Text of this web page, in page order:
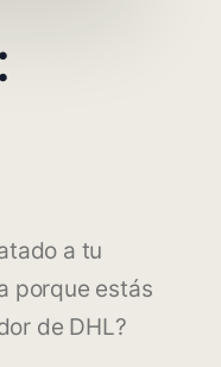
a tu
porque estás
de DHL?